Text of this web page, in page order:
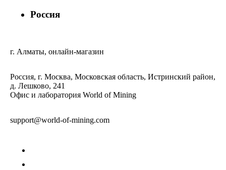
Россия
г. Алматы, онлайн-магазин
Россия, г. Москва, Московская область, Истринский район,
д. Лешково, 241
Офис и лаборатория World of Mining
support@world-of-mining.com